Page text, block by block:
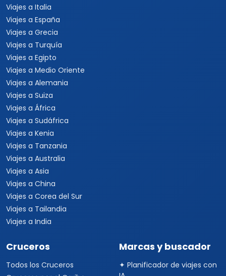
Viajes a Italia
Viajes a España
Viajes a Grecia
Viajes a Turquía
Viajes a Egipto
Viajes a Medio Oriente
Viajes a Alemania
Viajes a Suiza
Viajes a África
Viajes a Sudáfrica
Viajes a Kenia
Viajes a Tanzania
Viajes a Australia
Viajes a Asia
Viajes a China
Viajes a Corea del Sur
Viajes a Tailandia
Viajes a India
Cruceros
Todos los Cruceros
Marcas y buscador
✦ Planificador de viajes con